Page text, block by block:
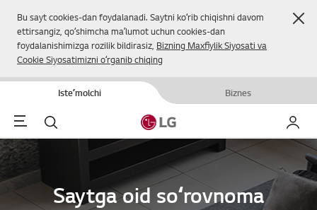
Bu sayt cookies-dan foydalanadi. Saytni koʻrib chiqishni davom
ettirsangiz, qoʻshimcha maʼlumot uchun cookies-dan
foydalanishimizga rozilik bildirasiz, Bizning Maxfiylik Siyosati va
Cookie Siyosatimizni oʻrganib chiqing
Isteʼmolchi Biznes
Menu Qidirish
Saytga oid soʻrovnoma